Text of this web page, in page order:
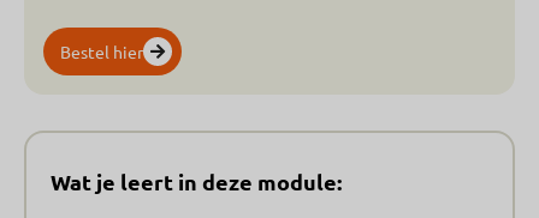
Bestel hier
Wat je leert in deze module: